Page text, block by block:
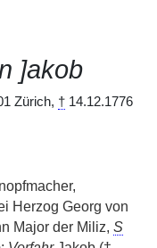
]akob
Zürich, † 14.12.1776
Herzog Georg von
Major der Miliz, S